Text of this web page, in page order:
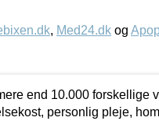
, Med24.dk og
end 10.000 forskellige
personlig pleje,